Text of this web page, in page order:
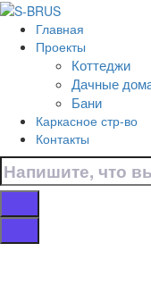
Перейти к контенту
Главная
Проекты
Коттеджи
Дачные
Бани
Каркасное стр-во
Контакты
Главная
От 200 м.кв.
Дома
13х10